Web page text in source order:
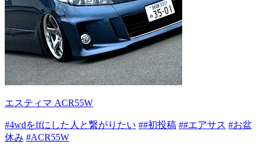
エスティマ ACR55W
#4wdをffにした人と繋がりたい ##初投稿 ##エアサス #お盆
休み #ACR55W